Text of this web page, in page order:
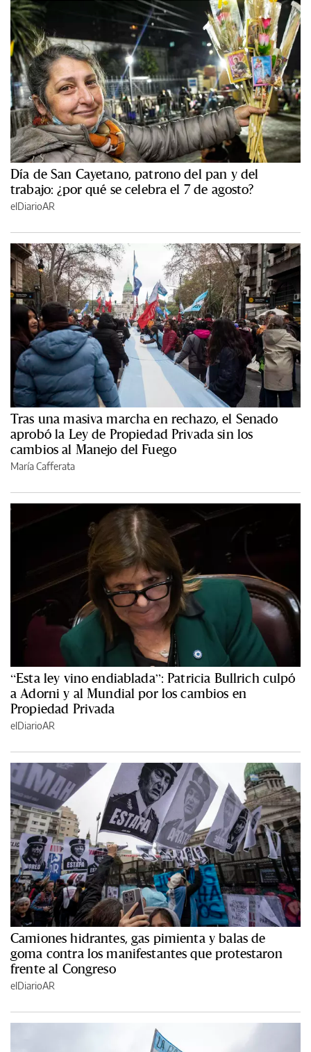
Día de San Cayetano, patrono del pan y del
trabajo: ¿por qué se celebra el 7 de agosto?
elDiarioAR
Tras una masiva marcha en rechazo, el Senado
aprobó la Ley de Propiedad Privada sin los
cambios al Manejo del Fuego
María Cafferata
“Esta ley vino endiablada”: Patricia Bullrich culpó
a Adorni y al Mundial por los cambios en
Propiedad Privada
elDiarioAR
Camiones hidrantes, gas pimienta y balas de
goma contra los manifestantes que protestaron
frente al Congreso
elDiarioAR